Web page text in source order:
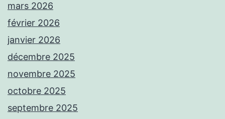
mars 2026
février 2026
janvier 2026
décembre 2025
novembre 2025
octobre 2025
septembre 2025